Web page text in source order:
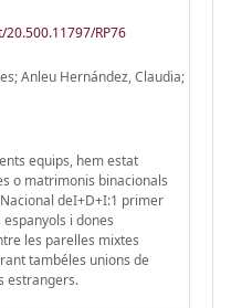
RP76
Anleu Hernández, Claudia;
equips, hem estat
o matrimonis binacionals
deI+D+I:1 primer
i dones
les parelles mixtes
tambéles unions de
estrangers.